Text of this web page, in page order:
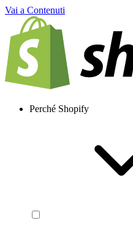
Vai a Contenuti
Perché Shopify